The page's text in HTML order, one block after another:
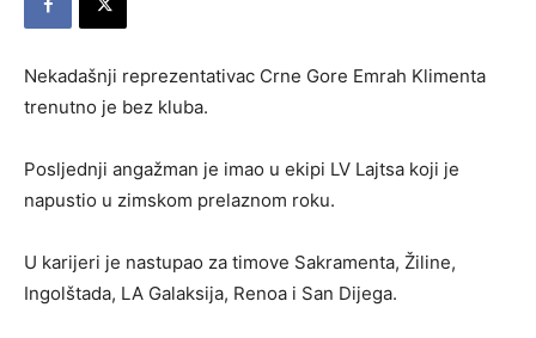
Nekadašnji reprezentativac Crne Gore Emrah Klimenta
trenutno je bez kluba.
Posljednji angažman je imao u ekipi LV Lajtsa koji je
napustio u zimskom prelaznom roku.
U karijeri je nastupao za timove Sakramenta, Žiline,
Ingolštada, LA Galaksija, Renoa i San Dijega.